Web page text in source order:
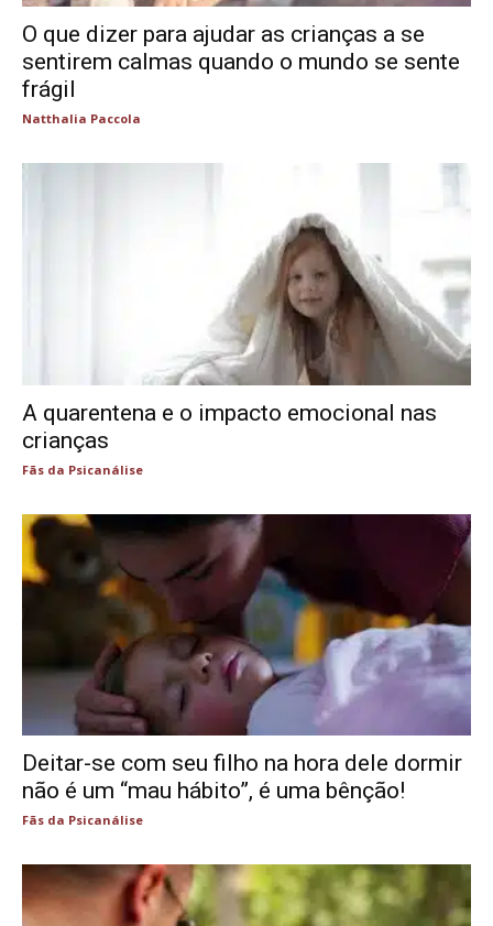
O que dizer para ajudar as crianças a se
sentirem calmas quando o mundo se sente
frágil
Natthalia Paccola
A quarentena e o impacto emocional nas
crianças
Fãs da Psicanálise
Deitar-se com seu filho na hora dele dormir
não é um “mau hábito”, é uma bênção!
Fãs da Psicanálise